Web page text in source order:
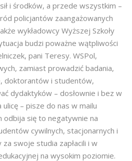
i środków, a przede wszystkim –
policjantów zaangażowanych
wykładowcy Wyższej Szkoły
budzi poważne wątpliwości
pani Teresy. WSPol,
zamiast prowadzić badania,
doktorantów i studentów,
dydaktyków – dosłownie i bez w
ulicę – pisze do nas w mailu
odbija się to negatywnie na
cywilnych, stacjonarnych i
swoje studia zapłacili i w
na wysokim poziomie.